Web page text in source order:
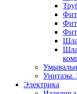
Унитазы.
Электрика